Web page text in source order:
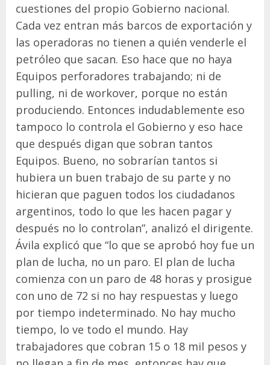
cuestiones del propio Gobierno nacional.
Cada vez entran más barcos de exportación y
las operadoras no tienen a quién venderle el
petróleo que sacan. Eso hace que no haya
Equipos perforadores trabajando; ni de
pulling, ni de workover, porque no están
produciendo. Entonces indudablemente eso
tampoco lo controla el Gobierno y eso hace
que después digan que sobran tantos
Equipos. Bueno, no sobrarían tantos si
hubiera un buen trabajo de su parte y no
hicieran que paguen todos los ciudadanos
argentinos, todo lo que les hacen pagar y
después no lo controlan”, analizó el dirigente.
Ávila explicó que “lo que se aprobó hoy fue un
plan de lucha, no un paro. El plan de lucha
comienza con un paro de 48 horas y prosigue
con uno de 72 si no hay respuestas y luego
por tiempo indeterminado. No hay mucho
tiempo, lo ve todo el mundo. Hay
trabajadores que cobran 15 o 18 mil pesos y